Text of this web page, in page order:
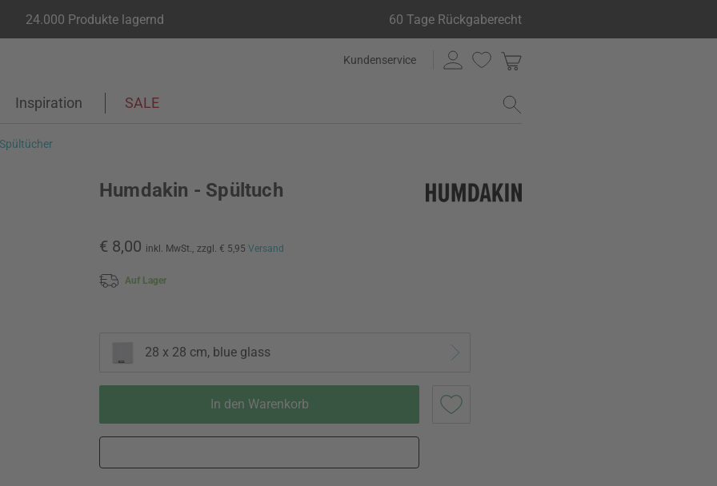
24.000 Produkte lagernd 60 Tage Rückgaberecht
Kundenservice
Inspiration SALE
Humdakin - Spültuch
€ 8,00 inkl. MwSt., zzgl. € 5,95 Versand
Auf Lager
28 x 28 cm, blue glass
In den Warenkorb